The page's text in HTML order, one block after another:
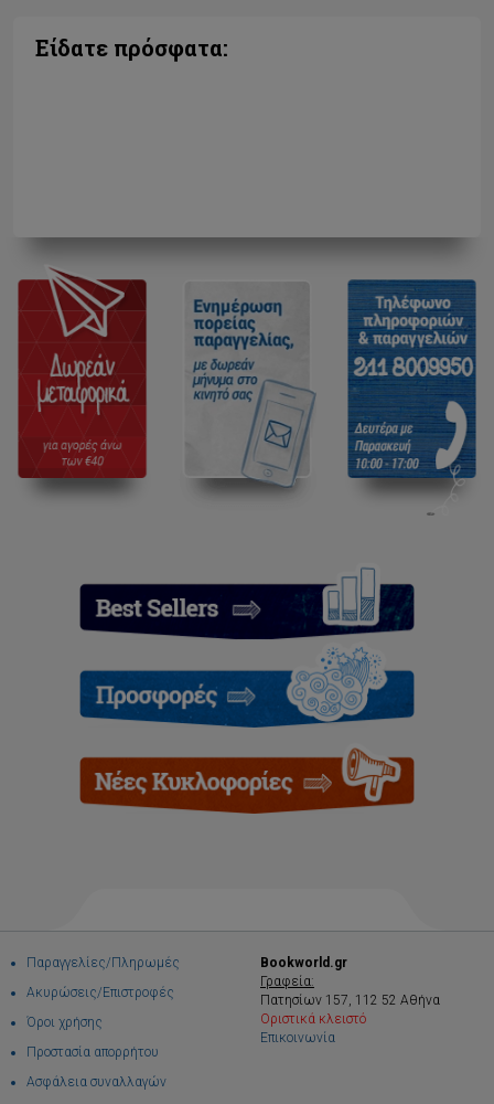
Είδατε πρόσφατα:
Παραγγελίες/Πληρωμές
Ακυρώσεις/Επιστροφές
Όροι χρήσης
Προστασία απορρήτου
Ασφάλεια συναλλαγών
Bookworld.gr
Γραφεία:
Πατησίων 157, 112 52 Αθήνα
Οριστικά κλειστό
Επικοινωνία